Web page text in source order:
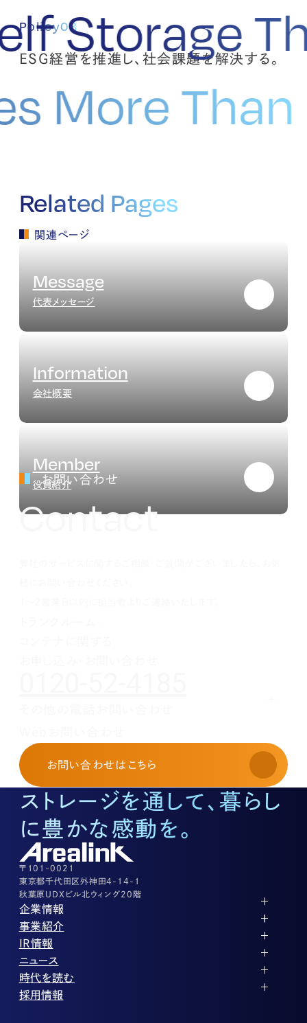
Policy03
ESG経営を推進し、社会課題を解決する。
Storage
More
Related Pages
関連ページ
Message
代表メッセージ
Information
会社概要
Member
役員紹介
お問い合わせ
Contact
お申し込み・お問い合わせ
03-3526-8568
土地活用に関するお問い合わせ
03-3526-8574
底地に関するお問い合わせ
03-3526-8572
株式に関するお問い合わせ
03-3526-8556
その他上記に当てはまらない案件等
03-3526-8556
お問い合わせ はこちら
ストレージを通して、暮らし
に豊かな感動を。
〒101-0021
東京都千代田区外神田4-14-1
秋葉原UDXビル北ウィング20階
企業情報
代表メッセージ
企業理念
会社概要
役員紹介
沿革
コーポレートガバナンス
事業紹介
ストレージ事業
パートナー制度
ストレージライフ
土地権利整備事業
オフィス事業
アセット事業
IR情報
IRカレンダー
中期経営計画
事業等のリスク
ニュース
PR
IR
時代を読む
投稿一覧
採用情報